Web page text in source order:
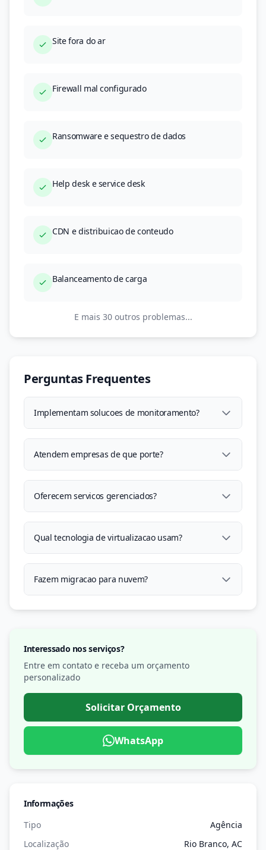
Site fora do ar
Firewall mal configurado
Ransomware e sequestro de dados
Help desk e service desk
CDN e distribuicao de conteudo
Balanceamento de carga
E mais 30 outros problemas...
Perguntas Frequentes
Implementam solucoes de monitoramento?
Atendem empresas de que porte?
Oferecem servicos gerenciados?
Qual tecnologia de virtualizacao usam?
Fazem migracao para nuvem?
Interessado nos serviços?
Entre em contato e receba um orçamento
personalizado
Solicitar Orçamento
WhatsApp
Informações
Tipo
Agência
Localização
Rio Branco, AC